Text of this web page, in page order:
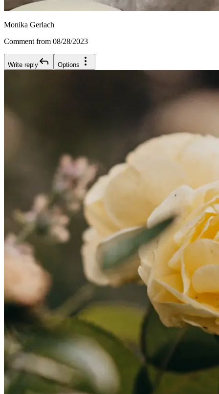
Monika Gerlach
Comment from 08/28/2023
Write reply Options